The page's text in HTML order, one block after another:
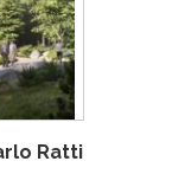
Ratti